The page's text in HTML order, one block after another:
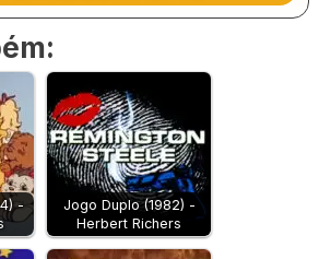
-
Jogo Duplo (1982) -
Herbert Richers